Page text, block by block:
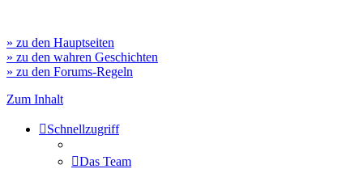
» zu den Hauptseiten
» zu den wahren Geschichten
» zu den Forums-Regeln
Zum Inhalt
Schnellzugriff
Das Team